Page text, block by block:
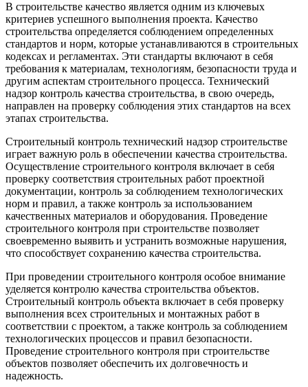
В строительстве качество является одним из ключевых
критериев успешного выполнения проекта. Качество
строительства определяется соблюдением определенных
стандартов и норм, которые устанавливаются в строительных
кодексах и регламентах. Эти стандарты включают в себя
требования к материалам, технологиям, безопасности труда и
другим аспектам строительного процесса. Технический
надзор контроль качества строительства, в свою очередь,
направлен на проверку соблюдения этих стандартов на всех
этапах строительства.
Строительный контроль технический надзор строительстве
играет важную роль в обеспечении качества строительства.
Осуществление строительного контроля включает в себя
проверку соответствия строительных работ проектной
документации, контроль за соблюдением технологических
норм и правил, а также контроль за использованием
качественных материалов и оборудования. Проведение
строительного контроля при строительстве позволяет
своевременно выявить и устранить возможные нарушения,
что способствует сохранению качества строительства.
При проведении строительного контроля особое внимание
уделяется контролю качества строительства объектов.
Строительный контроль объекта включает в себя проверку
выполнения всех строительных и монтажных работ в
соответствии с проектом, а также контроль за соблюдением
технологических процессов и правил безопасности.
Проведение строительного контроля при строительстве
объектов позволяет обеспечить их долговечность и
надежность.